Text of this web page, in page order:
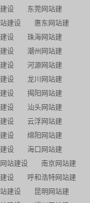
设
东莞网站建
建设
惠东网站建
设
珠海网站建
设
潮州网站建
设
河源网站建
设
龙川网站建
设
揭阳网站建
设
汕头网站建
设
云浮网站建
设
绵阳网站建
设
海口网站建
站建设
南京网站建
设
呼和浩特网站建
建设
昆明网站建